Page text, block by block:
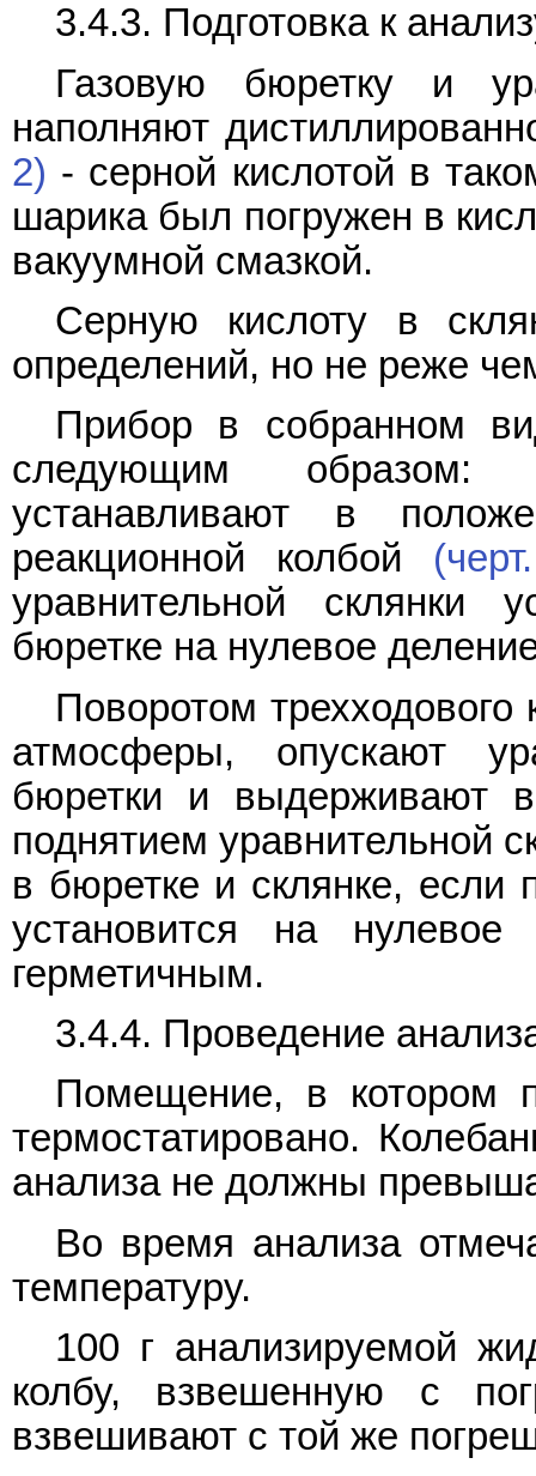
3.4.3. Подготовка к
Газовую бюретку и
наполняют
2) - серной кислотой в
шарика был погружен в
вакуумной смазкой.
Серную кислоту в
определений, но не реже
Прибор в собранном
следующим образом:
устанавливают в
реакционной колбой
уравнительной склянки
бюретке на нулевое
Поворотом
атмосферы, опускают
бюретки и выдерживают
поднятием уравнительной
в бюретке и склянке, если
установится на
герметичным.
3.4.4. Проведение
Помещение, в котором
термостатировано.
анализа не должны
Во время анализа
температуру.
100 г анализируемой
колбу, взвешенную с
взвешивают с той же